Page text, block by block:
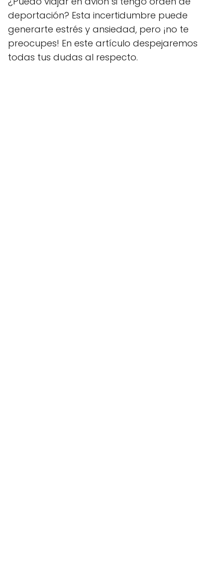
deportación? Esta incertidumbre puede
generarte estrés y ansiedad, pero ¡no te
preocupes! En este artículo despejaremos
todas tus dudas al respecto.